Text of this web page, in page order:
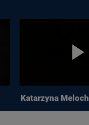
Katarzyna Meloch